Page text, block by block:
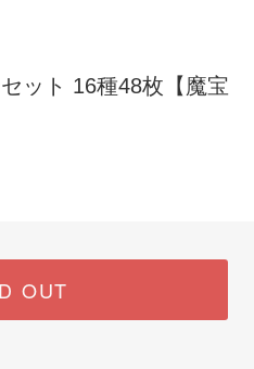
ット 16種48枚【魔宝
OUT